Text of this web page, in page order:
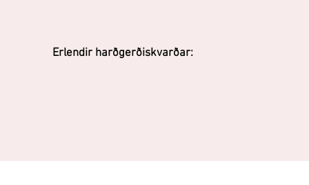
Erlendir harðgerðiskvarðar: